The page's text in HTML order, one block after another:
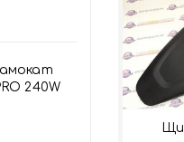
240W